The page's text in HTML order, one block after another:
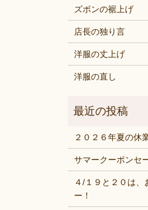
ズボンの裾上げ
店長の独り言
洋服の丈上げ
洋服の直し
２０２６年夏の休
サマークーポンセ
４/１９と２０は、
ー！